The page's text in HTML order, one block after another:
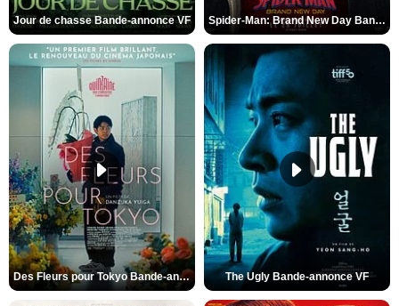
Jour de chasse Bande-annonce VF Spider-Man: Brand New Day Bande-annonce (3) VO STFR
Des Fleurs pour Tokyo Bande-annonce VO STFR The Ugly Bande-annonce VF